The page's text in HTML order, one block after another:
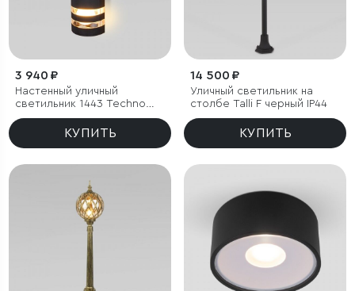
3 940 ₽
Настенный уличный
светильник 1443 Techno
черный IP54
КУПИТЬ
14 500 ₽
Уличный светильник на
столбе Talli F черный IP44
КУПИТЬ